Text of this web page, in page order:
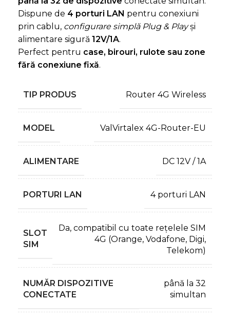
Dispune de 4 porturi LAN pentru conexiuni
prin cablu, configurare simplă Plug & Playși
alimentare sigură 12V/1A.
Perfect pentru case, birouri, rulote sau zone
fără conexiune fixă.
TIP PRODUS Router 4G Wireless
MODEL ValVirtalex 4G-Router-EU
ALIMENTARE DC 12V / 1A
PORTURI LAN 4 porturi LAN
SLOT
SIM
Da, compatibil cu toate rețelele SIM
4G (Orange, Vodafone, Digi,
Telekom)
NUMĂR DISPOZITIVE
CONECTATE
până la 32
simultan